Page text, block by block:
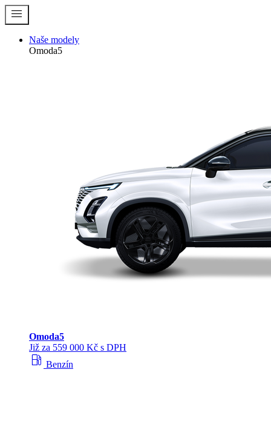
menu
Naše modely
Omoda5
Omoda5
Již za 559 000 Kč s DPH
local_gas_station Benzín